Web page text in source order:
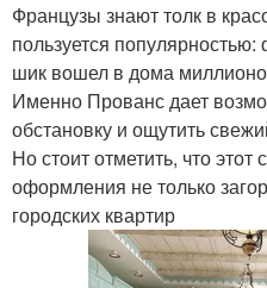
Французы знают толк в
пользуется
шик вошел в дома
Именно Прованс дает
обстановку и ощутить
Но стоит отметить, что этот
оформления не только
городских квартир